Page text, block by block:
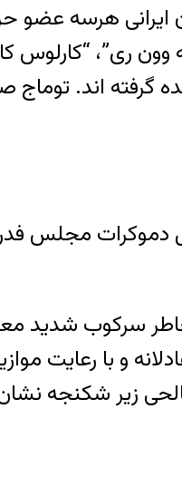
ایرانی هرسه
ری”، “کارلوس
گرفته اند.
دموکرات مجلس
سرکوب شدید
و با
زیر شکنجه نشان